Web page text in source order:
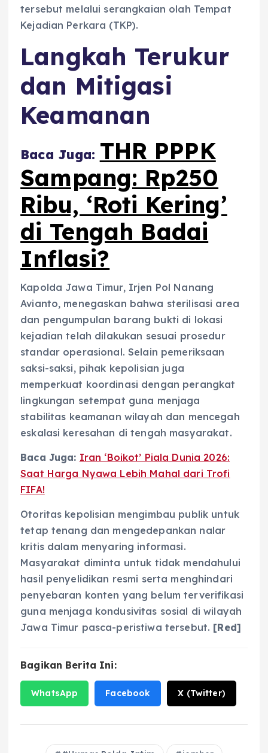
tersebut melalui serangkaian olah Tempat
Kejadian Perkara (TKP).
Langkah Terukur
dan Mitigasi
Keamanan
Baca Juga: THR PPPK
Sampang: Rp250
Ribu, ‘Roti Kering’
di Tengah Badai
Inflasi?
Kapolda Jawa Timur, Irjen Pol Nanang
Avianto, menegaskan bahwa sterilisasi area
dan pengumpulan barang bukti di lokasi
kejadian telah dilakukan sesuai prosedur
standar operasional. Selain pemeriksaan
saksi-saksi, pihak kepolisian juga
memperkuat koordinasi dengan perangkat
lingkungan setempat guna menjaga
stabilitas keamanan wilayah dan mencegah
eskalasi keresahan di tengah masyarakat.
Baca Juga: Iran ‘Boikot’ Piala Dunia 2026:
Saat Harga Nyawa Lebih Mahal dari Trofi
FIFA!
Otoritas kepolisian mengimbau publik untuk
tetap tenang dan mengedepankan nalar
kritis dalam menyaring informasi.
Masyarakat diminta untuk tidak mendahului
hasil penyelidikan resmi serta menghindari
penyebaran konten yang belum terverifikasi
guna menjaga kondusivitas sosial di wilayah
Jawa Timur pasca-peristiwa tersebut. [Red]
Bagikan Berita Ini:
WhatsApp Facebook X (Twitter)